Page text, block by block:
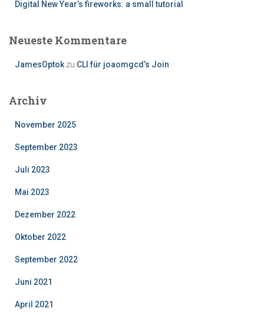
Digital New Year’s fireworks: a small tutorial
Neueste Kommentare
JamesOptok zu CLI für joaomgcd’s Join
Archiv
November 2025
September 2023
Juli 2023
Mai 2023
Dezember 2022
Oktober 2022
September 2022
Juni 2021
April 2021